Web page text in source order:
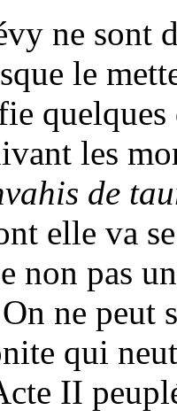
ne sont
le
les
de
elle va
non pas
ne peut
qui
II